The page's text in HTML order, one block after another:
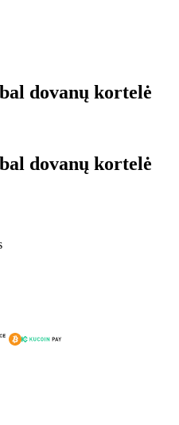
dovanų kortelė
dovanų kortelė